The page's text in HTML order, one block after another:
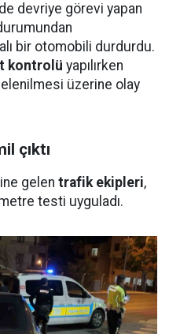
devriye görevi yapan
bir otomobili durdurdu.
kontrolü yapılırken
üzerine olay
çıktı
gelen trafik ekipleri,
testi uyguladı.